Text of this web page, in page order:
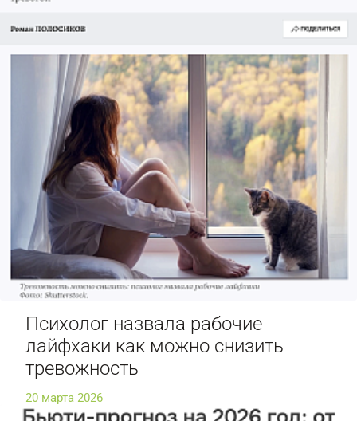
Психолог назвала рабочие
лайфхаки как можно снизить
тревожность
20 марта 2026